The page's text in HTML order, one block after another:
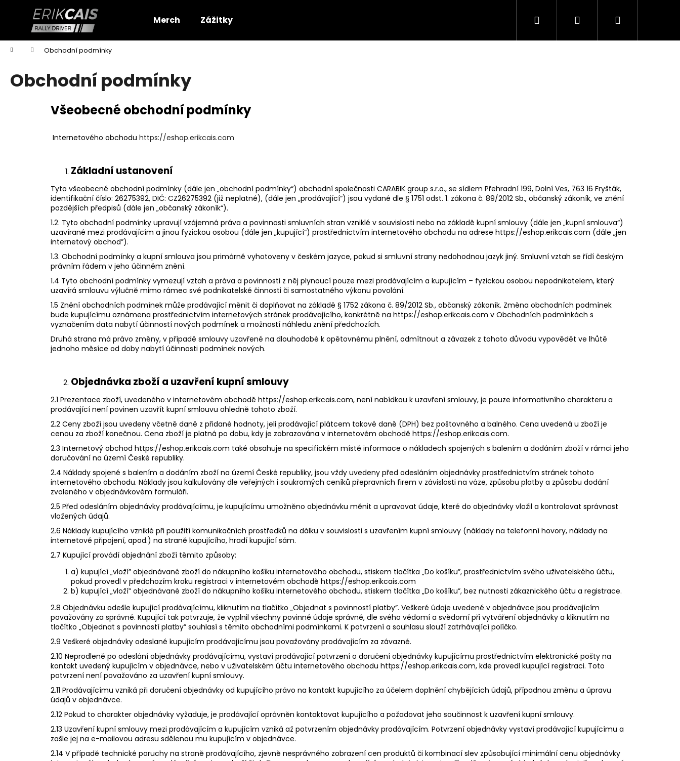
Merch Zážitky Hledat PřihlášeníNákupní
Domů Obchodní podmínky
Obchodní podmínky
Všeobecné obchodní podmínky
Internetového obchodu https://eshop.erikcais.com
Základní ustanovení
Tyto všeobecné obchodní podmínky (dále jen „​obchodní podmínky​“) obchodní společnosti ​CARABIK group s.r.o., se sídlem ​Přehradní 199, Dolní Ves, 763 16 Fryšták,
identifikační číslo:​ 26275392, DIČ: CZ26275392 (již neplatné)​, (dále jen „​prodávající​“) jsou vydané dle § 1751 odst. 1. zákona č. 89/2012 Sb., občanský zákoník, ve znění
pozdějších předpisů (dále jen „​občanský zákoník​“).
1.2. Tyto obchodní podmínky upravují vzájemná práva a povinnosti smluvních stran vzniklé v souvislosti nebo na základě kupní smlouvy (dále jen „kupní smlouva“)
uzavírané mezi prodávajícím a jinou fyzickou osobou (dále jen „kupující“) prostřednictvím internetového obchodu na adrese https://eshop.erikcais.com​ ​(dále „​jen
internetový obchod​”).
1.3. Obchodní podmínky a kupní smlouva jsou primárně vyhotoveny v českém jazyce, pokud si smluvní strany nedohodnou jazyk jiný. Smluvní vztah se řídí českým
právním řádem v jeho účinném znění.
1.4 Tyto obchodní podmínky vymezují vztah a práva a povinnosti z něj plynoucí pouze mezi prodávajícím a kupujícím – fyzickou osobou nepodnikatelem, který
uzavírá smlouvu výlučně mimo rámec své podnikatelské činnosti či samostatného výkonu povolání.
1.5 Znění obchodních podmínek může prodávající měnit či doplňovat na základě § 1752 zákona č. 89/2012 Sb., občanský zákoník. Změna obchodních podmínek
bude kupujícímu oznámena prostřednictvím internetových stránek prodávajícího, konkrétně na https://eshop.erikcais.com​ v Obchodních podmínkách​ s
vyznačením data nabytí účinností nových podmínek a možností náhledu znění předchozích.
Druhá strana má právo změny, v případě smlouvy uzavřené na dlouhodobé k opětovnému plnění, odmítnout a závazek z tohoto důvodu vypovědět ve lhůtě
jednoho měsíce od doby nabytí účinnosti podmínek nových.
Objednávka zboží a uzavření kupní smlouvy
2.1​ ​Prezentace zboží, uvedeného v internetovém obchodě ​https://eshop.erikcais.com​​,​ není nabídkou k uzavření smlouvy, je pouze informativního charakteru a
prodávající není povinen uzavřít kupní smlouvu ohledně tohoto zboží.
2.2 Ceny zboží jsou uvedeny​ včetně daně z přidané hodnoty, jeli prodávající plátcem takové daně (DPH) bez poštovného a balného. Cena uvedená u zboží je
cenou za zboží konečnou. Cena zboží je platná po dobu, kdy je zobrazována v internetovém obchodě https://eshop.erikcais.com.
2.3 Internetový obchod ​https://eshop.erikcais.com​ ​také obsahuje na specifickém místě informace o nákladech spojených s balením a dodáním zboží v rámci jeho
doručování na území České republiky.
2.4 Náklady spojené s balením a dodáním zboží na území České republiky, jsou vždy uvedeny před odesláním objednávky prostřednictvím stránek tohoto
internetového obchodu. Náklady jsou kalkulovány dle veřejných i soukromých ceníků přepravních firem v závislosti na váze, způsobu platby a způsobu dodání
zvoleného v objednávkovém formuláři.
2.5 Před odesláním objednávky prodávajícímu, je kupujícímu umožněno objednávku měnit a upravovat údaje, které do objednávky vložil a kontrolovat správnost
vložených údajů.
2.6 Náklady kupujícího vzniklé při použití komunikačních prostředků na dálku v souvislosti s uzavřením kupní smlouvy (náklady na telefonní hovory, náklady na
internetové připojení, apod.) na straně kupujícího, hradí kupující sám.
2.7 Kupující provádí objednání zboží těmito způsoby:
a) kupující „vloží” objednávané zboží do nákupního košíku internetového obchodu​, ​stiskem tlačítka „Do košíku​”, ​prostřednictvím svého uživatelského účtu,
pokud provedl v předchozím kroku registraci v internetovém obchodě ​https://eshop.erikcais.com ​
b) kupující „vloží” objednávané zboží do nákupního košíku internetového obchodu​, ​stiskem tlačítka ​„​Do košíku”,​ ​bez nutnosti zákaznického účtu a registrace.
2.8 Objednávku odešle kupující prodávajícímu, kliknutím na tlačítko ​„​Objednat s povinností platby​​”. Veškeré údaje uvedené v objednávce jsou prodávajícím
považovány za správné. Kupující tak potvrzuje, že vyplnil všechny povinné údaje správně, dle svého vědomí a svědomí při vytváření objednávky a kliknutím na
tlačítko „​Objednat s povinností platby​” souhlasí s těmito obchodními podmínkami. K potvrzení a souhlasu slouží zatrhávající políčko.
2.9 Veškeré objednávky odeslané kupujícím prodávajícímu jsou považovány prodávajícím za závazné.
2.10 Neprodleně po odeslání objednávky prodávajícímu, vystaví prodávající potvrzení o doručení objednávky kupujícímu prostřednictvím elektronické pošty na
kontakt uvedený kupujícím v objednávce, nebo v uživatelském účtu internetového obchodu ​https://eshop.erikcais.com​, ​kde provedl kupující registraci. Toto
potvrzení není považováno za uzavření kupní smlouvy.
2.11 Prodávajícímu vzniká při doručení objednávky od kupujícího právo na kontakt kupujícího za účelem doplnění chybějících údajů, případnou změnu a úpravu
údajů v objednávce.
2.12 Pokud to charakter objednávky vyžaduje, je prodávající oprávněn kontaktovat kupujícího a požadovat jeho součinnost k uzavření kupní smlouvy.
2.13 Uzavření kupní smlouvy mezi prodávajícím a kupujícím vzniká až potvrzením objednávky prodávajícím. Potvrzení objednávky vystaví prodávající kupujícímu a
zašle jej na e-mailovou adresu sdělenou mu kupujícím v objednávce.
2.14 V případě technické poruchy na straně prodávajícího, zjevně nesprávného zobrazení cen produktů či kombinací slev způsobující minimální cenu objednávky
í
Zpět
do
obchodu
Zpět
do
obchodu